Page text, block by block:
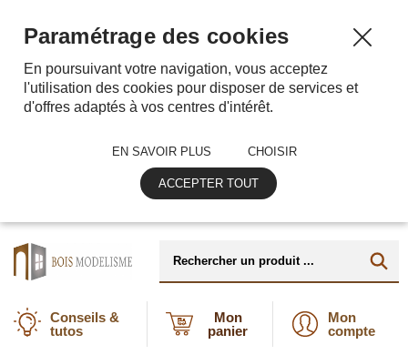
Conseils &
tutos
Mon
panier
Mon
compte
Paramétrage des cookies
En poursuivant votre navigation, vous acceptez
l'utilisation des cookies pour disposer de services et
d'offres adaptés à vos centres d'intérêt.
EN SAVOIR PLUS CHOISIR
ACCEPTER TOUT